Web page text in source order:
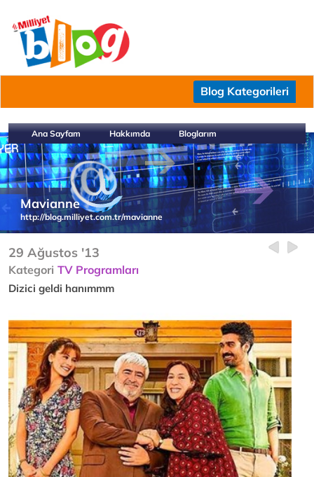
Blog Kategorileri
Ana Sayfam Hakkımda Bloglarım
Mavianne
http://blog.milliyet.com.tr/mavianne
29 Ağustos '13
Kategori TV Programları
Dizici geldi hanımmm